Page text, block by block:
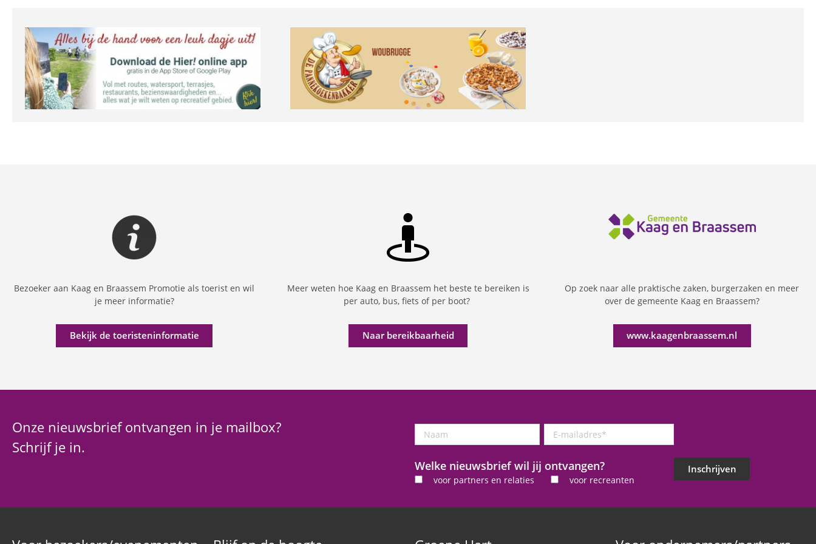
Bezoeker aan Kaag en Braassem Promotie als toerist en wil
je meer informatie?
Bekijk de toeristeninformatie
Meer weten hoe Kaag en Braassem het beste te bereiken is
per auto, bus, fiets of per boot?
Naar bereikbaarheid
Op zoek naar alle praktische zaken, burgerzaken en meer
over de gemeente Kaag en Braassem?
www.kaagenbraassem.nl
Onze nieuwsbrief ontvangen in je mailbox?
Schrijf je in.
Naam
mailadres
Welke nieuwsbrief wil jij ontvangen?
voor partners en relaties voor recreanten
Inschrijven